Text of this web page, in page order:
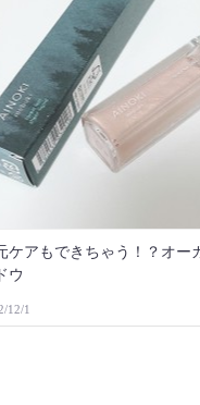
ケアもできちゃう！？オー
ウ
12/1